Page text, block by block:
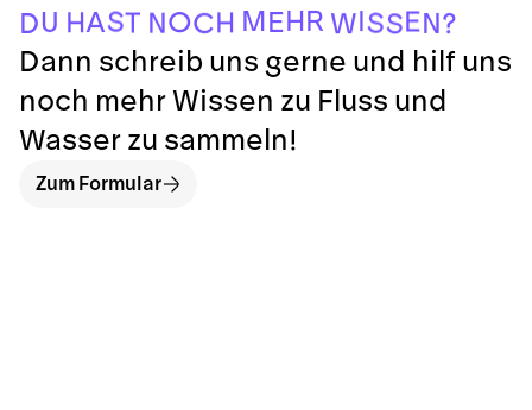
DU HAST NOCH M EHR WISSEN?
Dann schreib uns gerne und hilf uns
noch mehr Wissen zu Fluss und
Wasser zu sammeln!
Zum Formular